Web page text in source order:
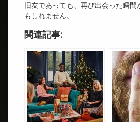
旧友であっても、再び出会った瞬
もしれません。
関連記事: